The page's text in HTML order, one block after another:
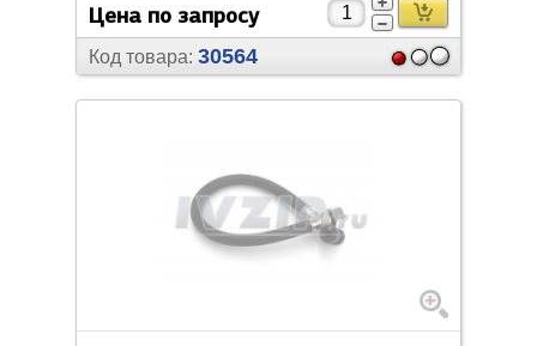
Цена по запросу
Код товара: 30564